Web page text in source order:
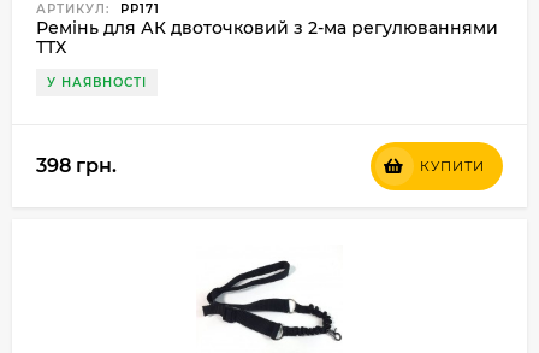
АРТИКУЛ: РР171
Ремінь для АК двоточковий з 2-ма регулюваннями
TTX
У НАЯВНОСТІ
398 грн. КУПИТИ